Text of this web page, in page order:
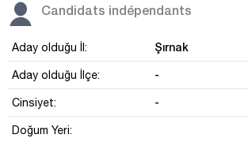
Candidats indépendants
Aday olduğu İl: Şırnak
Aday olduğu İlçe: -
Cinsiyet: -
Doğum Yeri: